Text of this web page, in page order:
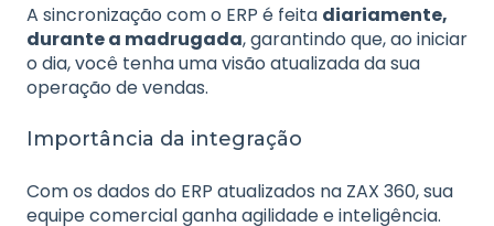
A sincronização com o ERP é feita diariamente,
durante a madrugada, garantindo que, ao iniciar
o dia, você tenha uma visão atualizada da sua
operação de vendas.
Importância da integração
Com os dados do ERP atualizados na ZAX 360, sua
equipe comercial ganha agilidade e inteligência.